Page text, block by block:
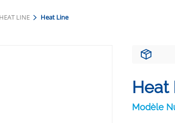
LINE Heat Line
Heat
Modèle